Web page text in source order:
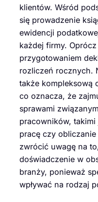
klientów. Wśród
się prowadzenie
ewidencji
każdej firmy.
przygotowaniem
rozliczeń rocznych.
także kompleksową
co oznacza, że
sprawami
pracowników,
pracę czy
zwrócić uwagę na
doświadczenie w
branży, ponieważ
wpływać na rodzaj